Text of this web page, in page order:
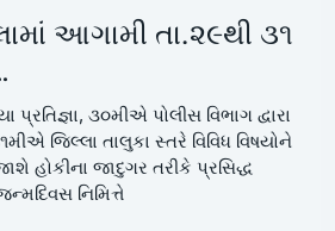
આગામી તા.૨૯થી ૩૧
પ્રતિજ્ઞા, ૩૦મીએ પોલીસ વિભાગ દ્વારા
જિલ્લા તાલુકા સ્તરે વિવિધ વિષયોને
હોકીના જાદુગર તરીકે પ્રસિદ્ધ
નિમિત્તે